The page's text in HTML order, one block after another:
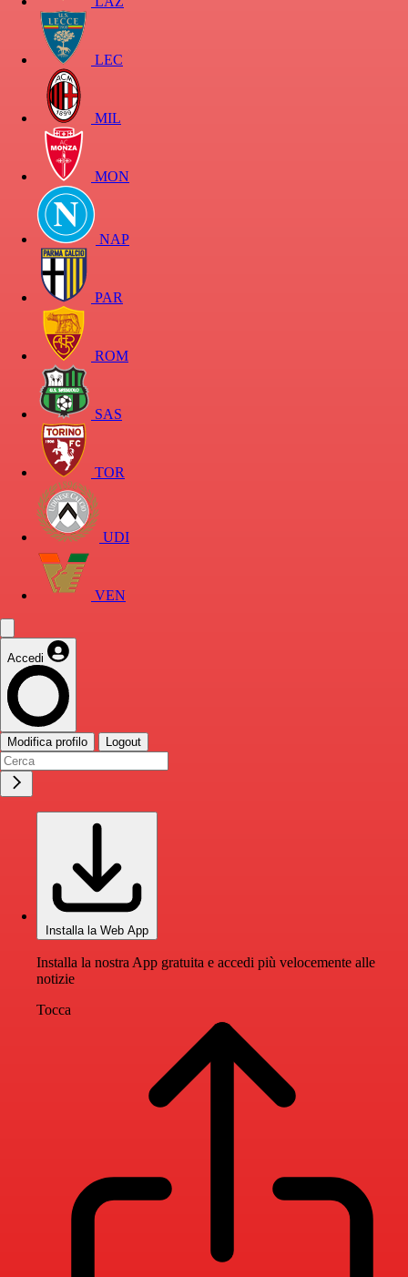
LEC
MIL
MON
NAP
PAR
ROM
SAS
TOR
UDI
VEN
Accedi
Modifica profilo Logout
Installa la Web App
Installa la nostra App gratuita e accedi più velocemente alle
notizie
Tocca